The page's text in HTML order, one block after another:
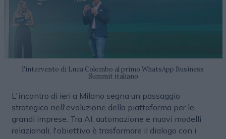
l'intervento di Luca Colombo al primo WhatsApp Business
Summit italiano
L'incontro di ieri a Milano segna un passaggio
strategico nell'evoluzione della piattaforma per le
grandi imprese. Tra AI, automazione e nuovi modelli
relazionali, l'obiettivo è trasformare il dialogo con i